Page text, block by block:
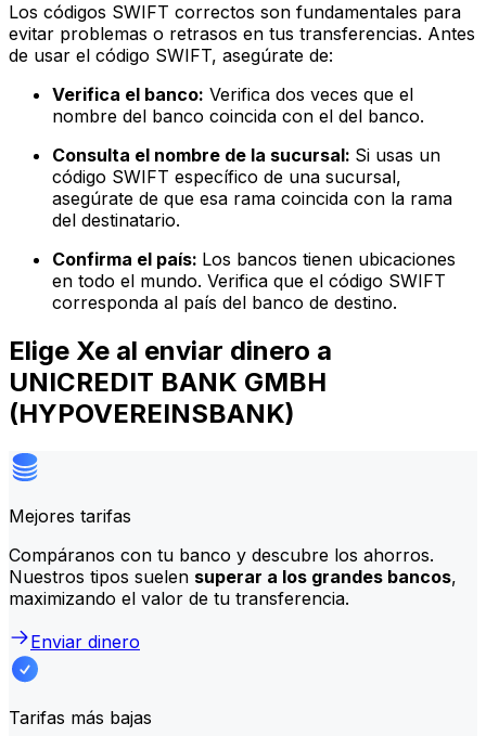
Los códigos SWIFT correctos son fundamentales para
evitar problemas o retrasos en tus transferencias. Antes
de usar el código SWIFT, asegúrate de:
Verifica el banco: Verifica dos veces que el
nombre del banco coincida con el del banco.
Consulta el nombre de la sucursal: Si usas un
código SWIFT específico de una sucursal,
asegúrate de que esa rama coincida con la rama
del destinatario.
Confirma el país: Los bancos tienen ubicaciones
en todo el mundo. Verifica que el código SWIFT
corresponda al país del banco de destino.
Elige Xe al enviar dinero a
UNICREDIT BANK GMBH
(HYPOVEREINSBANK)
Mejores tarifas
Compáranos con tu banco y descubre los ahorros.
Nuestros tipos suelen superar a los grandes bancos,
maximizando el valor de tu transferencia.
Enviar dinero
Tarifas más bajas